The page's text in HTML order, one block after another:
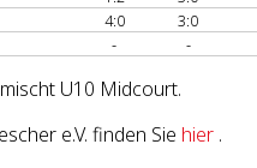
4:0 3:0
- -
U10 Midcourt.
e.V. finden Sie hier .